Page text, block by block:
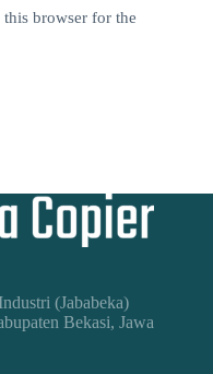
browser for the
(Jababeka)
Bekasi, Jawa